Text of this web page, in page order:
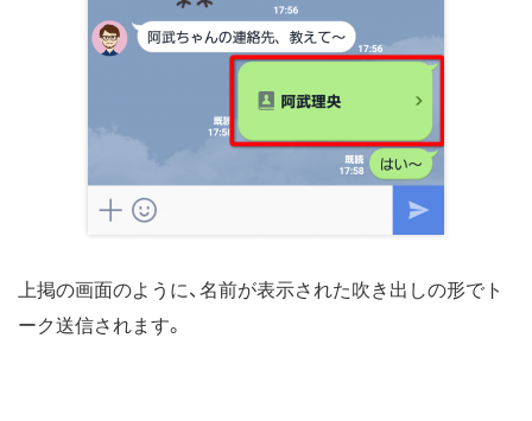
上掲の画面のように、名前が表示された吹き出しの形でト
ーク送信されます。